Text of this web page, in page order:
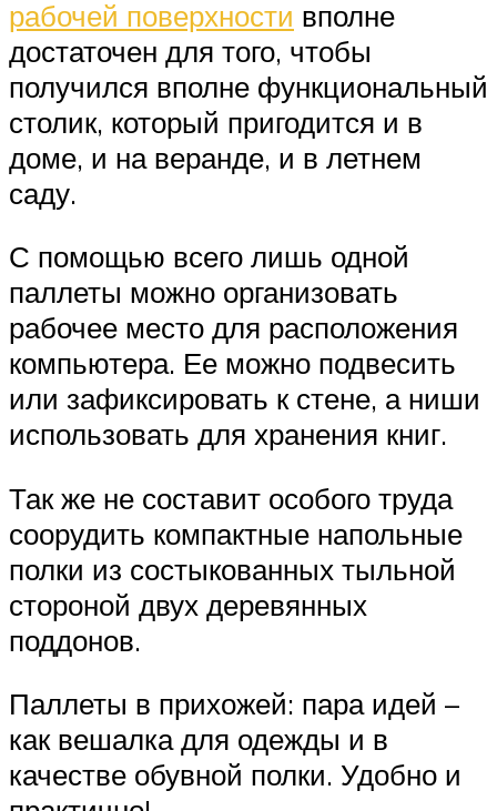
рабочей поверхности вполне
достаточен для того, чтобы
получился вполне функциональный
столик, который пригодится и в
доме, и на веранде, и в летнем
саду.
С помощью всего лишь одной
паллеты можно организовать
рабочее место для расположения
компьютера. Ее можно подвесить
или зафиксировать к стене, а ниши
использовать для хранения книг.
Так же не составит особого труда
соорудить компактные напольные
полки из состыкованных тыльной
стороной двух деревянных
поддонов.
Паллеты в прихожей: пара идей –
как вешалка для одежды и в
качестве обувной полки. Удобно и